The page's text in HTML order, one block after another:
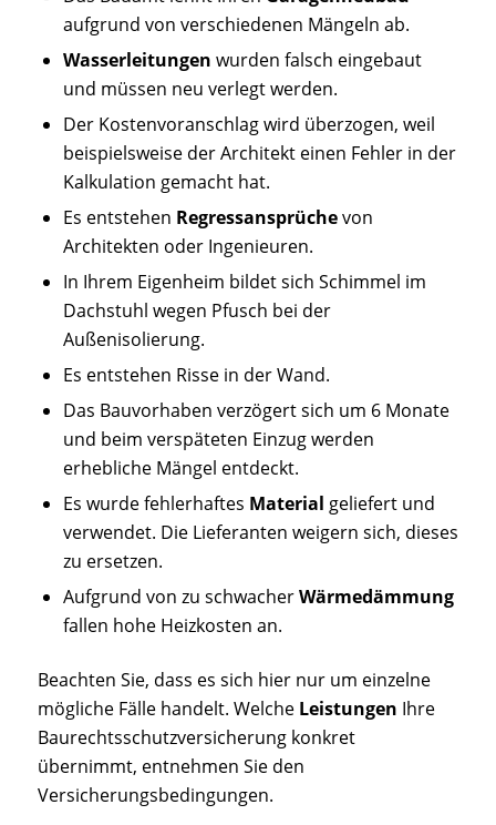
aufgrund von verschiedenen Mängeln ab.
Wasserleitungen wurden falsch eingebaut
und müssen neu verlegt werden.
Der Kostenvoranschlag wird überzogen, weil
beispielsweise der Architekt einen Fehler in der
Kalkulation gemacht hat.
Es entstehen Regressansprüchevon
Architekten oder Ingenieuren.
In Ihrem Eigenheim bildet sich Schimmel im
Dachstuhl wegen Pfusch bei der
Außenisolierung.
Es entstehen Risse in der Wand.
Das Bauvorhaben verzögert sich um 6 Monate
und beim verspäteten Einzug werden
erhebliche Mängel entdeckt.
Es wurde fehlerhaftes Material geliefert und
verwendet. Die Lieferanten weigern sich, dieses
zu ersetzen.
Aufgrund von zu schwacherWärmedämmung
fallen hohe Heizkosten an.
Beachten Sie, dass es sich hier nur um einzelne
mögliche Fälle handelt. Welche Leistungen Ihre
Baurechtsschutzversicherung konkret
übernimmt, entnehmen Sie den
Versicherungsbedingungen.